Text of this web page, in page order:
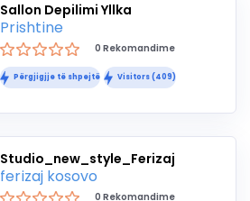
Sallon Depilimi Yllka
Prishtine
0 Rekomandime
Përgjigjje të shpejtë Visitors (409)
Studio_new_style_Ferizaj
ferizaj kosovo
0 Rekomandime